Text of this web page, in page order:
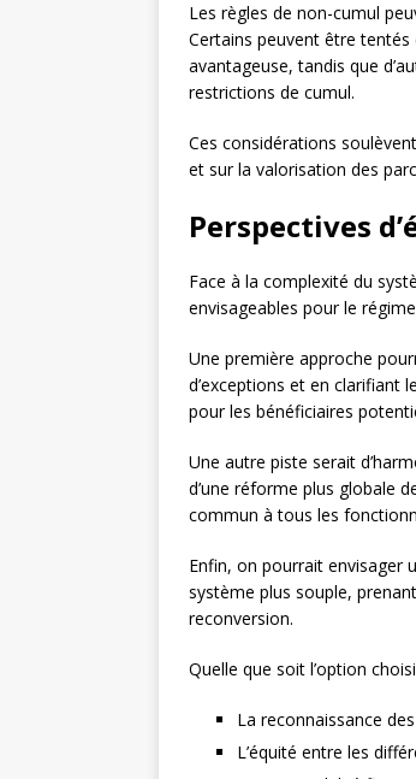
Les règles de non-cumul
Certains peuvent être tentés
avantageuse, tandis que
restrictions de cumul.
Ces considérations
et sur la valorisation des
Perspectives
Face à la complexité du
envisageables pour le
Une première approche
d’exceptions et en clarifiant
pour les bénéficiaires
Une autre piste serait
d’une réforme plus globale
commun à tous les
Enfin, on pourrait envisager
système plus souple,
reconversion.
Quelle que soit l’option
La reconnaissance
L’équité entre les